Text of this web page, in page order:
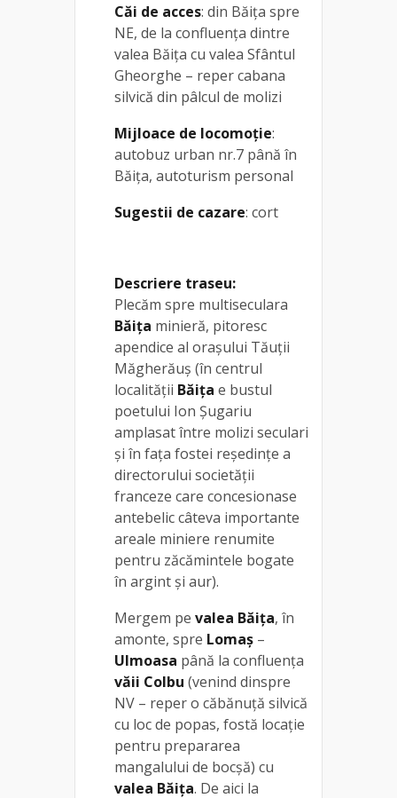
Căi de acces: din Băița spre
NE, de la confluenţa dintre
valea Băița cu valea Sfântul
Gheorghe – reper cabana
silvică din pâlcul de molizi
Mijloace de locomoție:
autobuz urban nr.7 până în
Băița, autoturism personal
Sugestii de cazare: cort
Descriere traseu:
Plecăm spre multiseculara
Băiţa minieră, pitoresc
apendice al oraşului Tăuţii
Măgherăuş (în centrul
localității Băița e bustul
poetului Ion Şugariu
amplasat între molizi seculari
și în faţa fostei reşedinţe a
directorului societăţii
franceze care concesionase
antebelic câteva importante
areale miniere renumite
pentru zăcămintele bogate
în argint şi aur).
Mergem pe valea Băița, în
amonte, spre Lomaş –
Ulmoasa până la confluenţa
văii Colbu (venind dinspre
NV – reper o căbănuță silvică
cu loc de popas, fostă locaţie
pentru prepararea
mangalului de bocşă) cu
valea Băița. De aici la